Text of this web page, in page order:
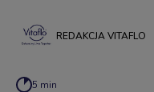
REDAKCJA VITAFLO
5 min